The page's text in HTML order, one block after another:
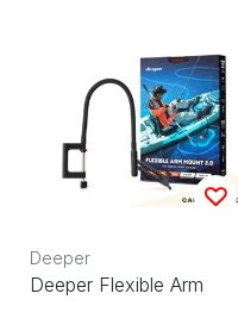
Deeper
Deeper Flexible Arm